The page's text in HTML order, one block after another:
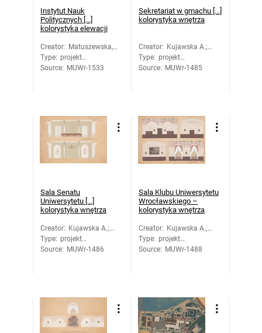
Instytut Nauk
Politycznych [...]
kolorystyka elewacji
Creator: Matuszewska,
Barbara
Type: projekt
architektoniczny
Source: MUWr-1533
Sekretariat w gmachu [...]
kolorystyka wnętrza
Creator: Kujawska A.;
Zajączkowski
Wiktor
Type: projekt
architektoniczny
Source: MUWr-1485
Sala Senatu
Uniwersytetu [...]
kolorystyka wnętrza
Creator: Kujawska A.;
Zajączkowski
Wiktor
Type: projekt
architektoniczny
Source: MUWr-1486
Sala Klubu Uniwersytetu
Wrocławskiego –
kolorystyka wnętrza
Creator: Kujawska A.;
Zajączkowski
Wiktor
Type: projekt
architektoniczny
Source: MUWr-1488